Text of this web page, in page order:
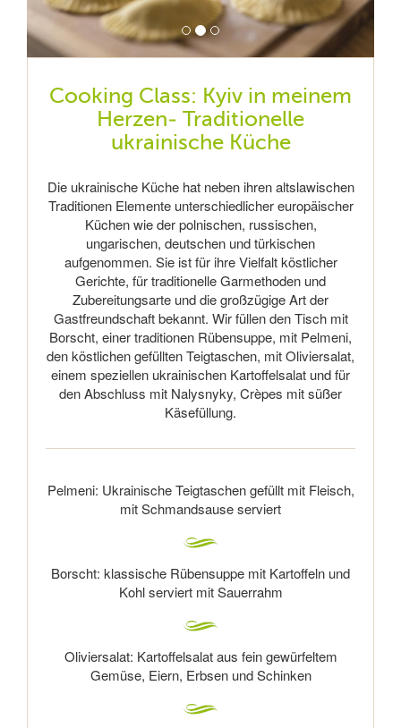
Cooking Class: Kyiv in meinem
Herzen- Traditionelle
ukrainische Küche
Die ukrainische Küche hat neben ihren altslawischen
Traditionen Elemente unterschiedlicher europäischer
Küchen wie der polnischen, russischen,
ungarischen, deutschen und türkischen
aufgenommen. Sie ist für ihre Vielfalt köstlicher
Gerichte, für traditionelle Garmethoden und
Zubereitungsarte und die großzügige Art der
Gastfreundschaft bekannt. Wir füllen den Tisch mit
Borscht, einer traditionen Rübensuppe, mit Pelmeni,
den köstlichen gefüllten Teigtaschen, mit Oliviersalat,
einem speziellen ukrainischen Kartoffelsalat und für
den Abschluss mit Nalysnyky, Crèpes mit süßer
Käsefüllung.
Pelmeni: Ukrainische Teigtaschen gefüllt mit Fleisch,
mit Schmandsause serviert
Borscht: klassische Rübensuppe mit Kartoffeln und
Kohl serviert mit Sauerrahm
Oliviersalat: Kartoffelsalat aus fein gewürfeltem
Gemüse, Eiern, Erbsen und Schinken